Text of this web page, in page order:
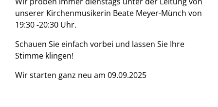
unserer Kirchenmusikerin Beate Meyer-Münch von
19:30 -20:30 Uhr.
Schauen Sie einfach vorbei und lassen Sie Ihre
Stimme klingen!
Wir starten ganz neu am 09.09.2025